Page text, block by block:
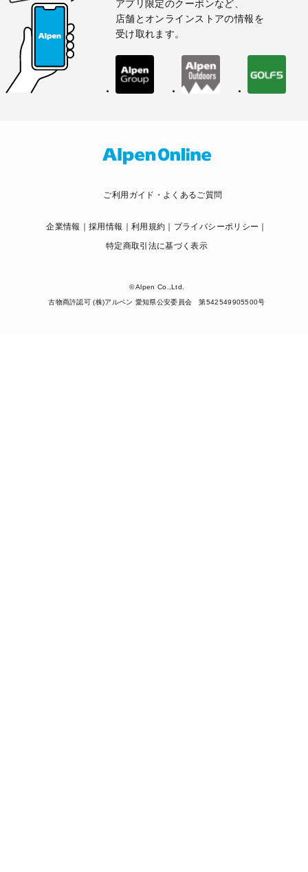
アプリ限定のクーポンなど、
店舗とオンラインストアの情報を
受け取れます。
ご利用ガイド・よくあるご質問
企業情報 採用情報 利用規約
プライバシーポリシー
特定商取引法に基づく表示
© Alpen Co.,Ltd.
古物商許認可 (株)アルペン 愛知県公安委員会 第542549905500号